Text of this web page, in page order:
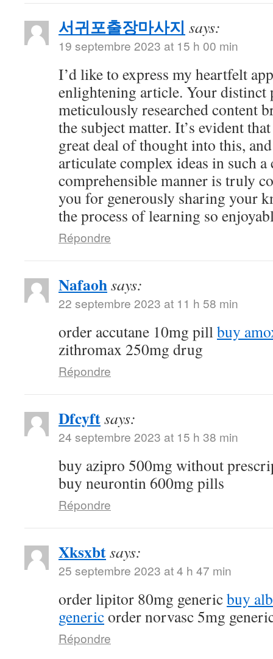
서귀포출장마사지 says:
19 septembre 2023 at 15 h 00 min
I’d like to express my heartfelt
enlightening article. Your distinct
meticulously researched content
the subject matter. It’s evident
great deal of thought into this,
articulate complex ideas in such a
comprehensible manner is truly
you for generously sharing your
the process of learning so
Répondre
Nafaohsays:
22 septembre 2023 at 11 h 58 min
order accutane 10mg pillbuy
zithromax 250mg drug
Répondre
Dfcyftsays:
24 septembre 2023 at 15 h 38 min
buy azipro 500mg without
buy neurontin 600mg pills
Répondre
Xksxbtsays:
25 septembre 2023 at 4 h 47 min
order lipitor 80mg genericbuy
genericorder norvasc 5mg
Répondre